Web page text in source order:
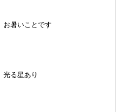
お暑いことです
光る星あり